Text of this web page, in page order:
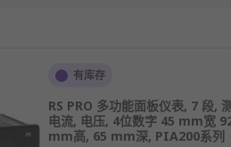
量、pH值、浓度等参数，确保
有库存
RS PRO 多功能面板仪表, 7 段,
电流, 电压, 4位数字 45 mm宽
mm高, 65 mm深, PIA200系列